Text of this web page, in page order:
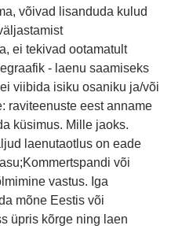
võivad lisanduda kulud
ei tekivad ootamatult
- laenu saamiseks
viibida isiku osaniku ja/või
raviteenuste eest anname
küsimus. Mille jaoks.
laenutaotlus on eade
või
vastus. Iga
mõne Eestis või
üpris kõrge ning laen